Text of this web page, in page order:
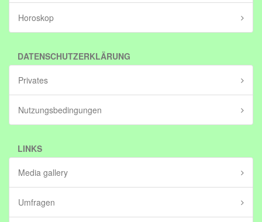
Horoskop
DATENSCHUTZERKLÄRUNG
Privates
Nutzungsbedingungen
LINKS
Media gallery
Umfragen